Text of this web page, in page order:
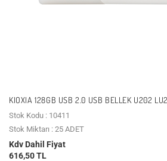
KIOXIA 128GB USB 2.0 USB BELLEK U202
Stok Kodu : 10411
Stok Miktarı : 25 ADET
Kdv Dahil Fiyat
616,50 TL